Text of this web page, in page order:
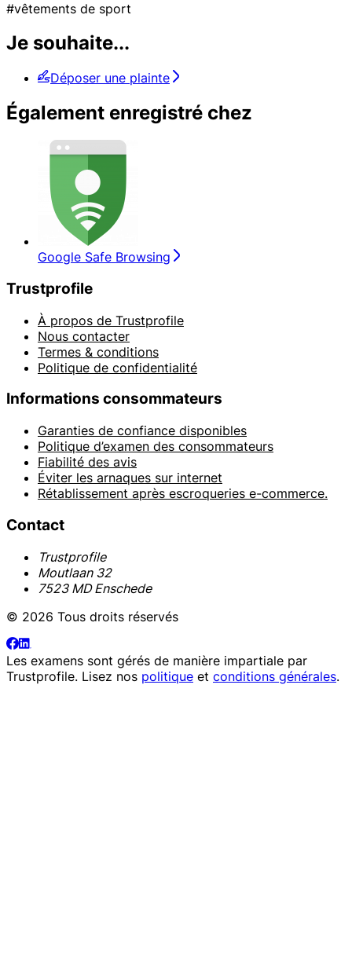
#vêtements de sport
Je souhaite...
Déposer une plainte
Également enregistré chez
Google Safe Browsing
Trustprofile
À propos de Trustprofile
Nous contacter
Termes & conditions
Politique de confidentialité
Informations consommateurs
Garanties de confiance disponibles
Politique d’examen des consommateurs
Fiabilité des avis
Éviter les arnaques sur internet
Rétablissement après escroqueries e-commerce.
Contact
Trustprofile
Moutlaan 32
7523 MD Enschede
© 2026 Tous droits réservés
Les examens sont gérés de manière impartiale par
Trustprofile. Lisez nos politique et conditions générales.